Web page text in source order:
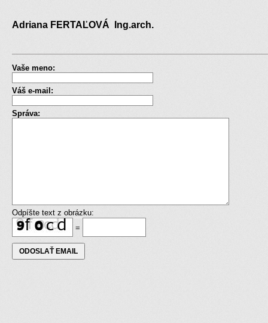
Adriana FERTAĽOVÁ Ing.arch.
Vaše meno:
Váš e-mail:
Správa:
Odpíšte text z obrázku:
=